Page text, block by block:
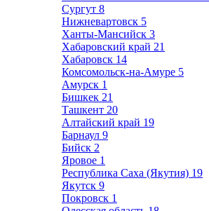
Сургут 8
Нижневартовск 5
Ханты-Мансийск 3
Хабаровский край 21
Хабаровск 14
Комсомольск-на-Амуре 5
Амурск 1
Бишкек 21
Ташкент 20
Алтайский край 19
Барнаул 9
Бийск 2
Яровое 1
Республика Саха (Якутия) 19
Якутск 9
Покровск 1